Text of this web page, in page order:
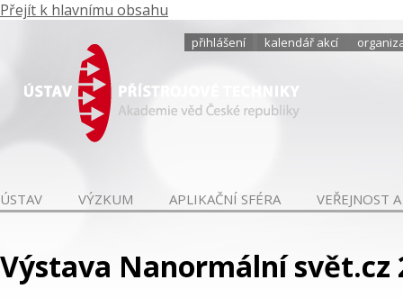
Přejít k hlavnímu obsahu
přihlášení kalendář akcí
ÚSTAV VÝZKUM APLIKAČNÍ SFÉRA VEŘEJNOST
Výstava Nanormální svět.cz